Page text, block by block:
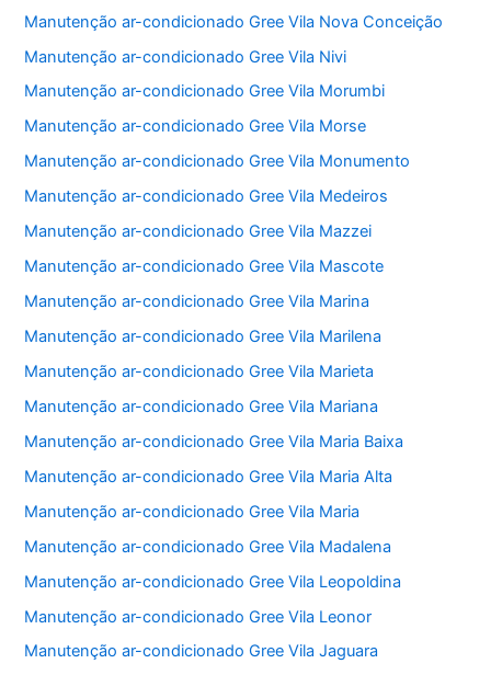
Manutenção ar-condicionado Gree Vila Nova Conceição
Manutenção ar-condicionado Gree Vila Nivi
Manutenção ar-condicionado Gree Vila Morumbi
Manutenção ar-condicionado Gree Vila Morse
Manutenção ar-condicionado Gree Vila Monumento
Manutenção ar-condicionado Gree Vila Medeiros
Manutenção ar-condicionado Gree Vila Mazzei
Manutenção ar-condicionado Gree Vila Mascote
Manutenção ar-condicionado Gree Vila Marina
Manutenção ar-condicionado Gree Vila Marilena
Manutenção ar-condicionado Gree Vila Marieta
Manutenção ar-condicionado Gree Vila Mariana
Manutenção ar-condicionado Gree Vila Maria Baixa
Manutenção ar-condicionado Gree Vila Maria Alta
Manutenção ar-condicionado Gree Vila Maria
Manutenção ar-condicionado Gree Vila Madalena
Manutenção ar-condicionado Gree Vila Leopoldina
Manutenção ar-condicionado Gree Vila Leonor
Manutenção ar-condicionado Gree Vila Jaguara